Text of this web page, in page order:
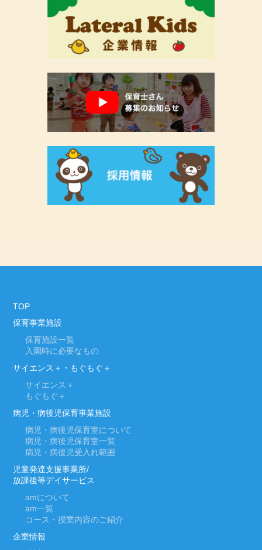
TOP
保育事業施設
保育施設一覧
入園時に必要なもの
サイエンス＋・もぐもぐ＋
サイエンス＋
もぐもぐ＋
病児・病後児保育事業施設
病児・病後児保育室について
病児・病後児保育室一覧
病児・病後児受入れ範囲
児童発達支援事業所/
放課後等デイサービス
amについて
am一覧
コース・授業内容のご紹介
企業情報